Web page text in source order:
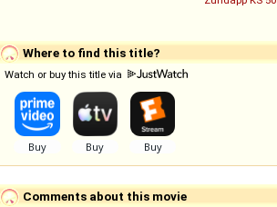
Where to find this title?
Watch or buy this title via
Comments about this movie